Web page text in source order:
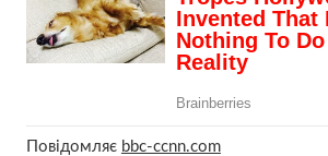
Повідомляє bbc-ccnn.com